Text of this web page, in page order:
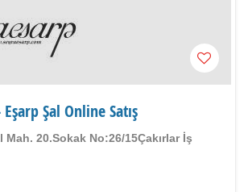
Şal Online Satış
Mah. 20.Sokak No:26/15Çakırlar İş